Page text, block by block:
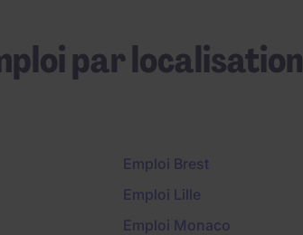
par localisation
Emploi Brest
Emploi Lille
Emploi Monaco